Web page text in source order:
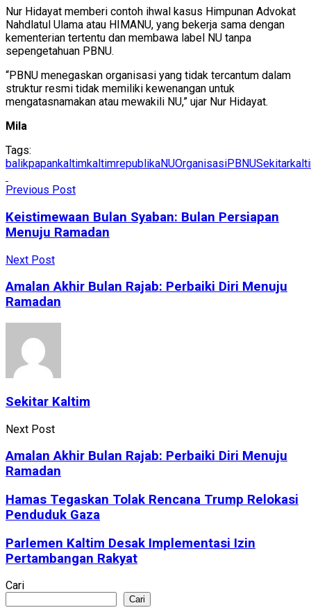
Nur Hidayat memberi contoh ihwal kasus Himpunan Advokat
Nahdlatul Ulama atau HIMANU, yang bekerja sama dengan
kementerian tertentu dan membawa label NU tanpa
sepengetahuan PBNU.
“PBNU menegaskan organisasi yang tidak tercantum dalam
struktur resmi tidak memiliki kewenangan untuk
mengatasnamakan atau mewakili NU,” ujar Nur Hidayat.
Mila
Tags:
balikpapankaltimkaltimrepublikaNUOrganisasiPBNU
Previous Post
Keistimewaan Bulan Syaban: Bulan Persiapan
Menuju Ramadan
Next Post
Amalan Akhir Bulan Rajab: Perbaiki Diri Menuju
Ramadan
Sekitar Kaltim
Next Post
Amalan Akhir Bulan Rajab: Perbaiki Diri Menuju
Ramadan
Hamas Tegaskan Tolak Rencana Trump Relokasi
Penduduk Gaza
Parlemen Kaltim Desak Implementasi Izin
Pertambangan Rakyat
Cari
Cari